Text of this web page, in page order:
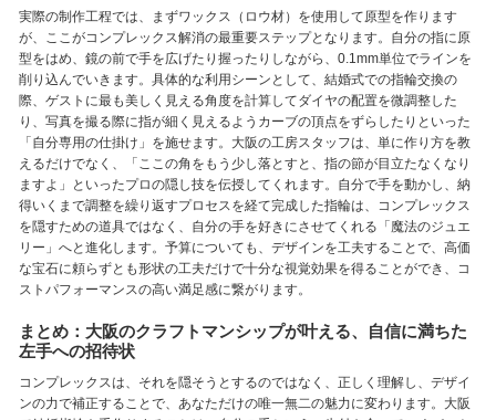
実際の制作工程では、まずワックス（ロウ材）を使用して原型を作ります
が、ここがコンプレックス解消の最重要ステップとなります。自分の指に原
型をはめ、鏡の前で手を広げたり握ったりしながら、0.1mm単位でラインを
削り込んでいきます。具体的な利用シーンとして、結婚式での指輪交換の
際、ゲストに最も美しく見える角度を計算してダイヤの配置を微調整した
り、写真を撮る際に指が細く見えるようカーブの頂点をずらしたりといった
「自分専用の仕掛け」を施せます。大阪の工房スタッフは、単に作り方を教
えるだけでなく、「ここの角をもう少し落とすと、指の節が目立たなくなり
ますよ」といったプロの隠し技を伝授してくれます。自分で手を動かし、納
得いくまで調整を繰り返すプロセスを経て完成した指輪は、コンプレックス
を隠すための道具ではなく、自分の手を好きにさせてくれる「魔法のジュエ
リー」へと進化します。予算についても、デザインを工夫することで、高価
な宝石に頼らずとも形状の工夫だけで十分な視覚効果を得ることができ、コ
ストパフォーマンスの高い満足感に繋がります。
まとめ：大阪のクラフトマンシップが叶える、自信に満ちた
左手への招待状
コンプレックスは、それを隠そうとするのではなく、正しく理解し、デザイ
ンの力で補正することで、あなただけの唯一無二の魅力に変わります。大阪